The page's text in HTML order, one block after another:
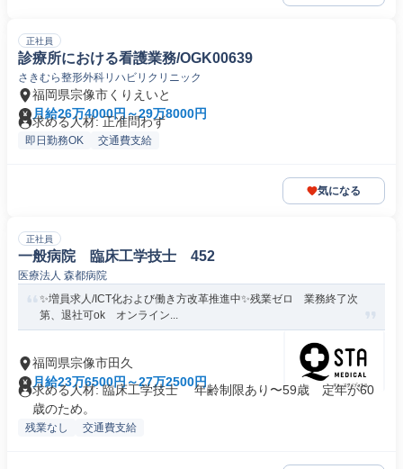
正社員
診療所における看護業務/OGK00639
さきむら整形外科リハビリクリニック
福岡県宗像市くりえいと
月給26万4000円～29万8000円
求める人材: 正准問わず
即日勤務OK 交通費支給
気になる
正社員
一般病院 臨床工学技士 452
医療法人 森都病院
✨増員求人/ICT化および働き方改革推進中✨残業ゼロ 業務終了次
第、退社可ok オンライン...
福岡県宗像市田久
月給23万6500円～27万2500円
求める人材: 臨床工学技士 年齢制限あり〜59歳 定年が60
歳のため。
残業なし 交通費支給